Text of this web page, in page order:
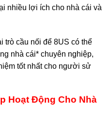
nhiều lợi ích cho nhà cái và
trò cầu nối để 8US có thể
nhà cái* chuyên nghiệp,
tốt nhất cho người sử
Hoạt Động Cho Nhà